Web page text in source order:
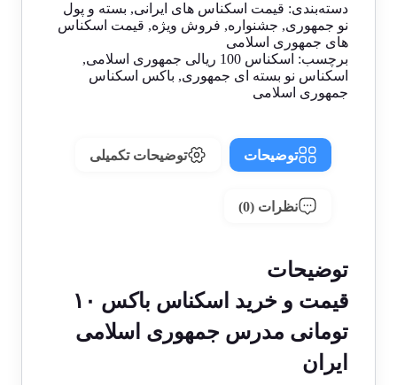
دسته‌بندی: قیمت اسکناس های ایرانی, بسته و پول
نو جمهوری, جشنواره, فروش ویژه, قیمت اسکناس
های جمهوری اسلامی
برچسب: اسکناس 100 ریالی جمهوری اسلامی
,
اسکناس نو بسته ای جمهوری, باکس اسکناس
جمهوری اسلامی
توضیحات توضیحات تکمیلی
نظرات (0)
توضیحات
قیمت و خرید اسکناس باکس ۱۰
تومانی مدرس جمهوری اسلامی
ایران